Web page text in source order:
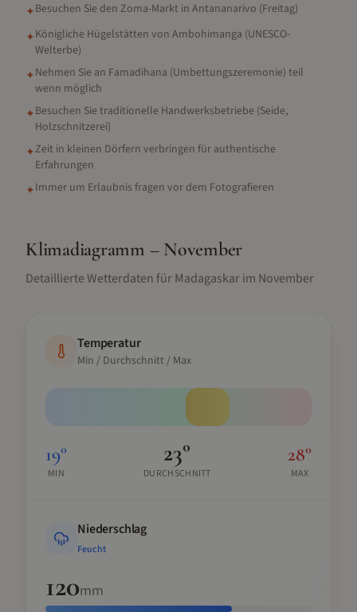
✦Besuchen Sie den Zoma-Markt in Antananarivo (Freitag)
✦Königliche Hügelstätten von Ambohimanga (UNESCO-
Welterbe)
✦Nehmen Sie an Famadihana (Umbettungszeremonie) teil
wenn möglich
✦Besuchen Sie traditionelle Handwerksbetriebe (Seide,
Holzschnitzerei)
✦Zeit in kleinen Dörfern verbringen für authentische
Erfahrungen
✦Immer um Erlaubnis fragen vor dem Fotografieren
Klimadiagramm – November
Detaillierte Wetterdaten fürMadagaskarim November
Temperatur
Min / Durchschnitt / Max
19°
MIN
23°
DURCHSCHNITT
28°
MAX
Niederschlag
Feucht
120mm